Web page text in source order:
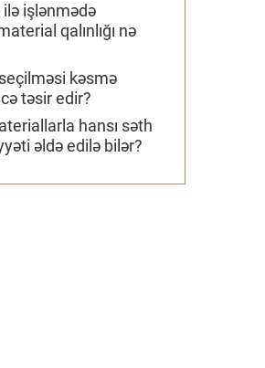
işlənmədə
qalınlığı nə
kəsmə
təsir edir?
hansı səth
əldə edilə bilər?